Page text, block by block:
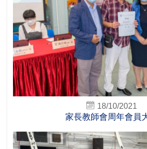
18/10/2021
家長教師會周年會員